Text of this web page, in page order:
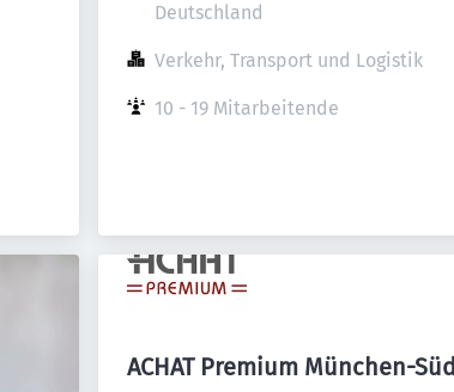
Deutschland
Verkehr, Transport und Logistik
10 - 19 Mitarbeitende
ACHAT Premium München-Süd